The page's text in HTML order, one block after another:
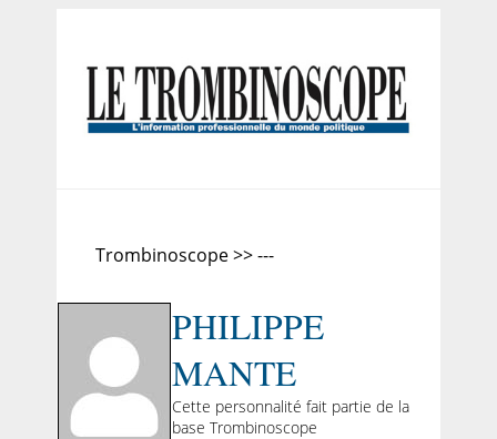
Trombinoscope >> ---
PHILIPPE
MANTE
Cette personnalité fait partie de la
base Trombinoscope